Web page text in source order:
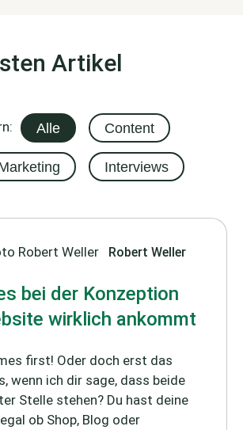
Artikel
Alle Content
Interviews
Robert Weller
bei der Konzeption
wirklich ankommt
first! Oder doch erst das
wenn ich dir sage, dass beide
Stelle stehen? Du hast deine
ob Shop, Blog oder